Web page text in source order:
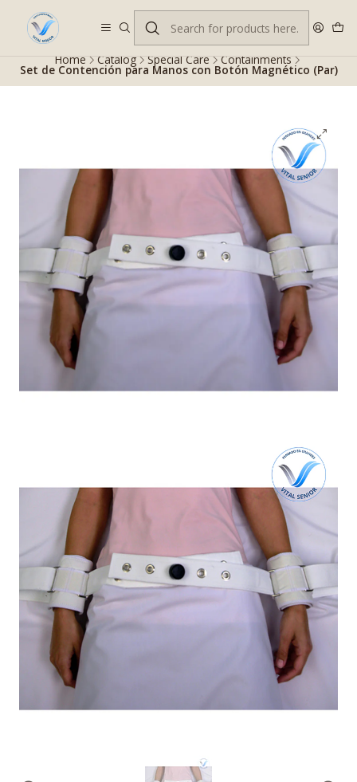
Despacho gratis en RM desde $100.000. Revisa las condiciones.
Home Catalog Special Care Containments
Set de Contención para Manos con Botón Magnético (Par)